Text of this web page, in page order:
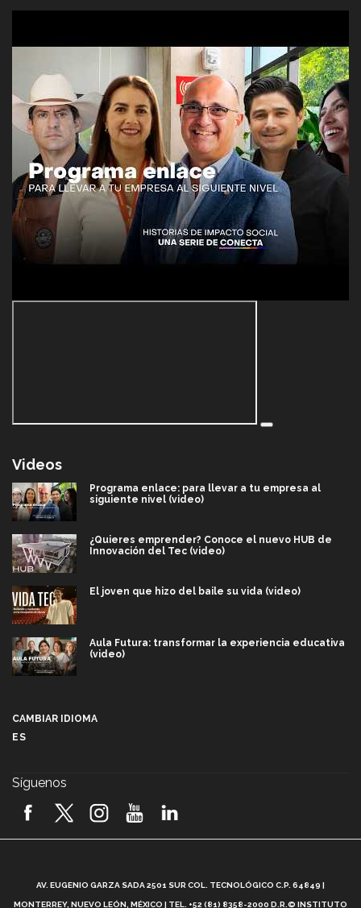
Videos
Programa enlace: para llevar a tu empresa al
siguiente nivel (video)
¿Quieres emprender? Conoce el nuevo HUB de
Innovación del Tec (video)
El joven que hizo del baile su vida (video)
Aula Futura: transformar la experiencia educativa
(video)
2026! (video)
¿Cómo es el Modelo Educativo Tec? (video)
CAMBIAR IDIOMA
ES
Síguenos
AV. EUGENIO GARZA SADA 2501 SUR COL. TECNOLÓGICO C.P. 64849 |
MONTERREY, NUEVO LEÓN, MÉXICO | TEL. +52 (81) 8358-2000 D.R.© INSTITUTO